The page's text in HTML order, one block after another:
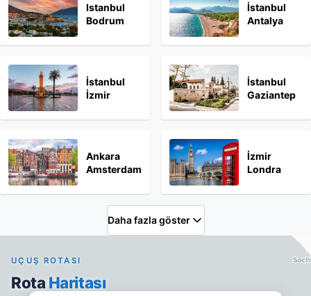
Istanbul
Bodrum
İstanbul
Antalya
İstanbul
İzmir
İstanbul
Gaziantep
Ankara
Amsterdam
İzmir
Londra
Daha fazla göster
UÇUŞ ROTASI
Rota Haritası